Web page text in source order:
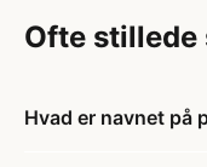
Ofte stillede
Hvad er navnet på